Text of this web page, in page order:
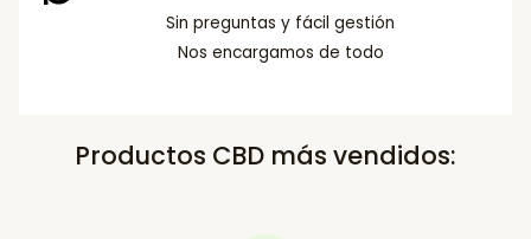
Sin preguntas y fácil gestión
Nos encargamos de todo
Productos CBD más vendidos: